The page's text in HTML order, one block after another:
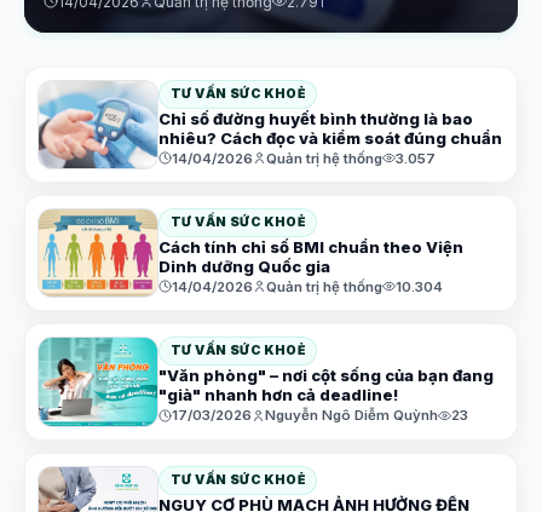
TƯ VẤN SỨC KHOẺ
Chỉ số đường huyết bình thường là bao
nhiêu? Cách đọc và kiểm soát đúng chuẩn
14/04/2026 Quản trị hệ thống 3.057
TƯ VẤN SỨC KHOẺ
Cách tính chỉ số BMI chuẩn theo Viện
Dinh dưỡng Quốc gia
14/04/2026 Quản trị hệ thống 10.304
TƯ VẤN SỨC KHOẺ
"Văn phòng" – nơi cột sống của bạn đang
"già" nhanh hơn cả deadline!
17/03/2026 Nguyễn Ngô Diễm Quỳnh 23
TƯ VẤN SỨC KHOẺ
NGUY CƠ PHÙ MẠCH ẢNH HƯỞNG ĐẾN